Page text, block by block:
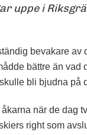
uppe i
bevakare av
bättre än vad
bli bjudna på
när de dag
right som